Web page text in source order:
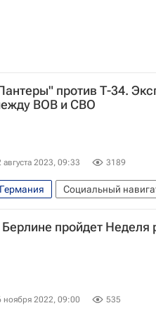
против Т-34.
ВОВ и СВО
августа 2023, 09:33 3189
Германия Социальный
Великая Отечественная война
Россия
Т-34
Берлине пройдет Неделя
ноября 2022, 09:00 535